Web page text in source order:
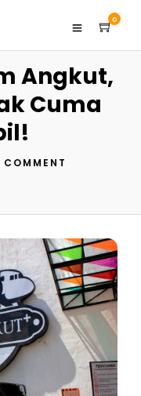
0
Angkut,
Cuma
COMMENT